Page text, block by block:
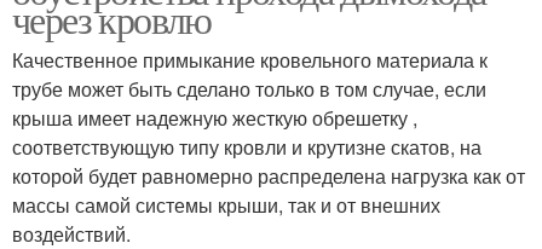
через кровлю
Качественное примыкание кровельного материала к
трубе может быть сделано только в том случае, если
крыша имеет надежную жесткую обрешетку ,
соответствующую типу кровли и крутизне скатов, на
которой будет равномерно распределена нагрузка как от
массы самой системы крыши, так и от внешних
воздействий.